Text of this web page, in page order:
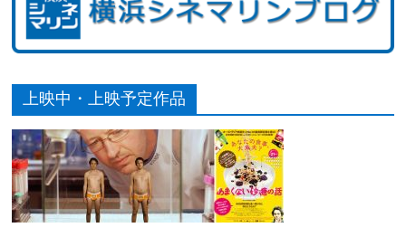
上映中・上映予定作品